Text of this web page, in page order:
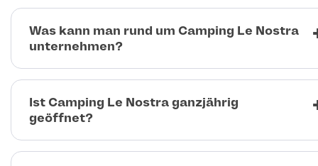
Was kann man rund um Camping Le Nostra
unternehmen?
Ist Camping Le Nostra ganzjährig
geöffnet?